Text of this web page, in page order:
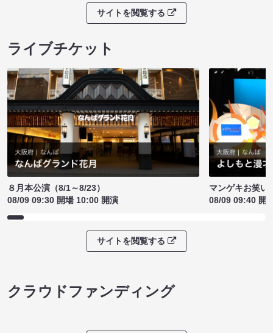
サイトを閲覧する
ライブチケット
８月本公演（8/1～8/23）
08/09 09:30 開場 10:00 開演
マンゲキお笑い
08/09 09:40 開
サイトを閲覧する
クラウドファンディング